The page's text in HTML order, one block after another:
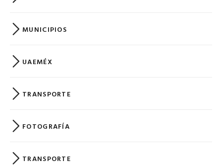
MUNICIPIOS
UAEMÉX
TRANSPORTE
FOTOGRAFÍA
TRANSPORTE